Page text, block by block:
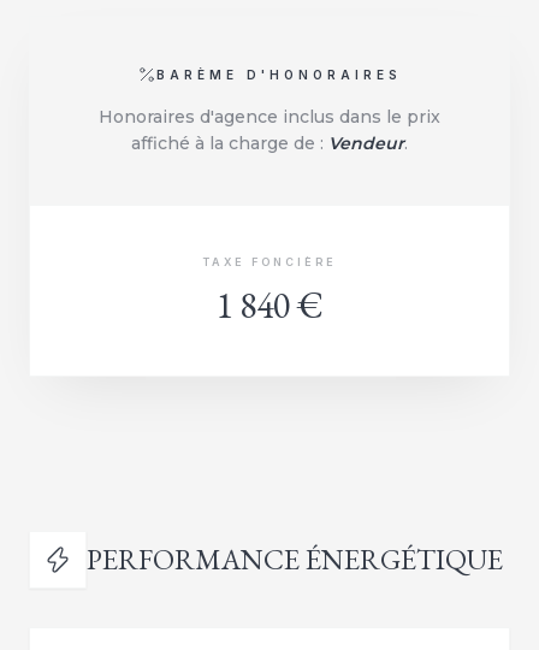
BARÈME D'HONORAIRES
Honoraires d'agence inclus dans le prix
affiché à la charge de : Vendeur.
TAXE FONCIÈRE
1 840 €
PERFORMANCE ÉNERGÉTIQUE